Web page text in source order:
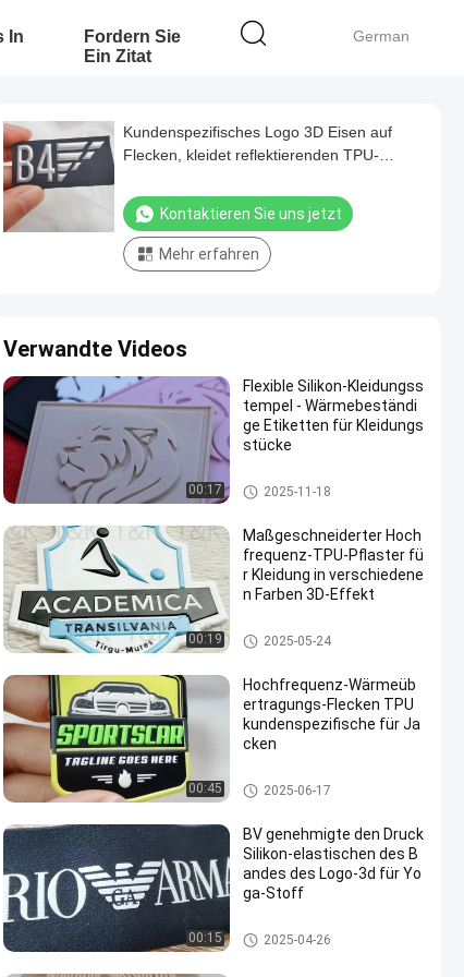
German
In
Fordern Sie
Ein Zitat
Kundenspezifisches Logo 3D Eisen auf
Flecken, kleidet reflektierenden TPU-
Kontaktieren Sie uns jetzt
Mehr erfahren
Verwandte Videos
00:17
Flexible Silikon-Kleidungss
tempel - Wärmebeständi
ge Etiketten für Kleidungs
stücke
Kundenspezifische Kleidungs-
Flecken
2025-11-18
00:19
Maßgeschneiderter Hoch
frequenz-TPU-Pflaster fü
r Kleidung in verschiedene
n Farben 3D-Effekt
Kundenspezifische Kleidungs-
Flecken
2025-05-24
00:45
Hochfrequenz-Wärmeüb
ertragungs-Flecken TPU
kundenspezifische für Ja
cken
Kundenspezifische Kleidungs-
Flecken
2025-06-17
00:15
BV genehmigte den Druck
Silikon-elastischen des B
andes des Logo-3d für Yo
ga-Stoff
Elastisches Druckband
2025-04-26